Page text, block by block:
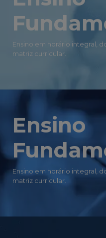
Ensino em horário integral,
matriz curricular.
Ensino
Ensino em horário integral,
matriz curricular.